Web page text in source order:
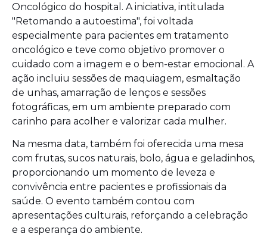
Oncológico do hospital. A iniciativa, intitulada
"Retomando a autoestima", foi voltada
especialmente para pacientes em tratamento
oncológico e teve como objetivo promover o
cuidado com a imagem e o bem-estar emocional. A
ação incluiu sessões de maquiagem, esmaltação
de unhas, amarração de lenços e sessões
fotográficas, em um ambiente preparado com
carinho para acolher e valorizar cada mulher.
Na mesma data, também foi oferecida uma mesa
com frutas, sucos naturais, bolo, água e geladinhos,
proporcionando um momento de leveza e
convivência entre pacientes e profissionais da
saúde. O evento também contou com
apresentações culturais, reforçando a celebração
e a esperança do ambiente.